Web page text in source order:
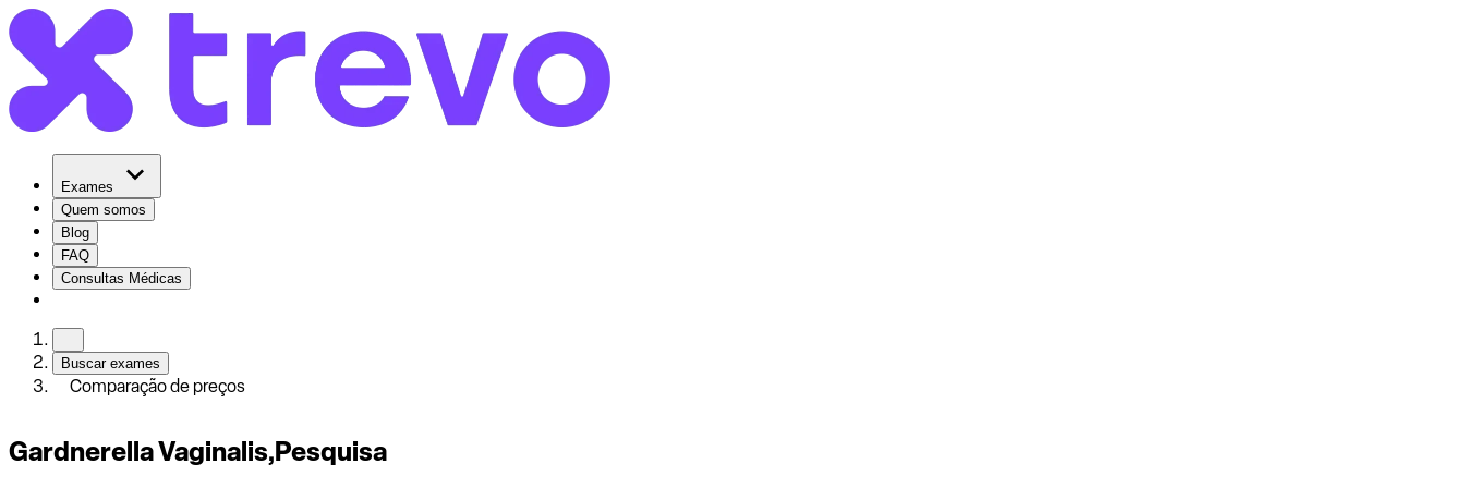
Exames
Quem somos
Blog
FAQ
Consultas Médicas
Buscar exames
Comparação de preços
Gardnerella Vaginalis,Pesquisa